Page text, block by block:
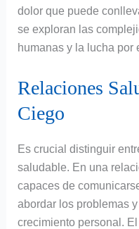
dolor que puede
se exploran las
humanas y la lucha por
Relaciones
Ciego
Es crucial distinguir
saludable. En una
capaces de
abordar los problemas
crecimiento personal.